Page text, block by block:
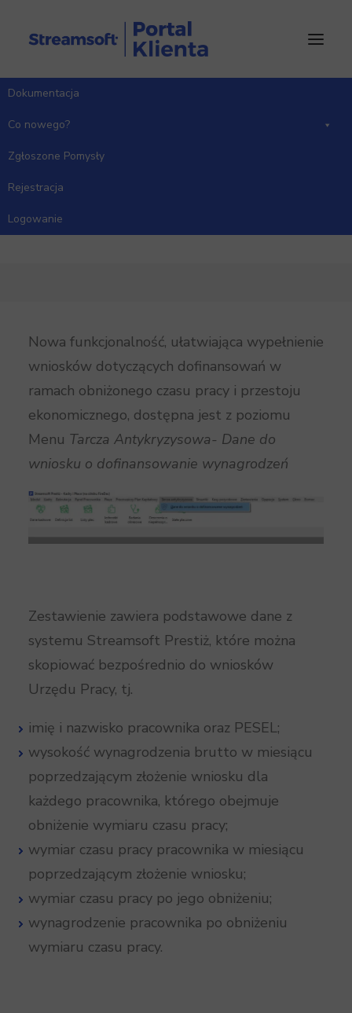
Dokumentacja
Co nowego?
Zgłoszone Pomysły
Rejestracja
Logowanie
Dane do wniosku o
Nowa funkcjonalność, ułatwiająca wypełnienie
wniosków dotyczących dofinansowań w
ramach obniżonego czasu pracy i przestoju
ekonomicznego, dostępna jest z poziomu
Menu Tarcza Antykryzysowa- Dane do
wniosku o dofinansowanie wynagrodzeń
Zestawienie zawiera podstawowe dane z
systemu Streamsoft Prestiż, które można
skopiować bezpośrednio do wniosków
Urzędu Pracy, tj.
imię i nazwisko pracownika oraz PESEL;
wysokość wynagrodzenia brutto w miesiącu
poprzedzającym złożenie wniosku dla
każdego pracownika, którego obejmuje
obniżenie wymiaru czasu pracy;
wymiar czasu pracy pracownika w miesiącu
poprzedzającym złożenie wniosku;
wymiar czasu pracy po jego obniżeniu;
wynagrodzenie pracownika po obniżeniu
wymiaru czasu pracy.